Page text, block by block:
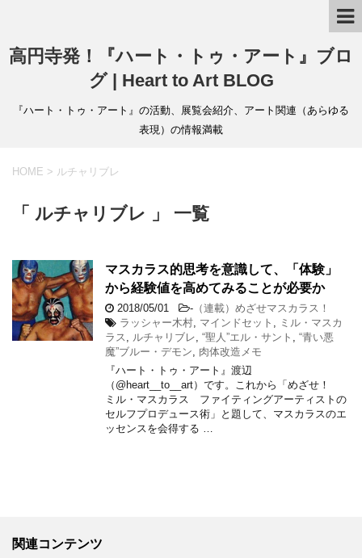
高円寺発！『ハート・トゥ・アート』ブロ
グ | Heart to Art BLOG
『ハート・トゥ・アート』の活動、展覧会紹介、アート関連（あらゆる
表現）の情報満載
HOME > ルチャリブレ
「 ルチャリブレ 」 一覧
マスカラス的思考を意識して、「体験」
から経験値を高めてみることが必要か
2018/05/01 - （連載）めざせマスカラス！
ラッシャー木村 マインドセット
ミル・マスカ
ラス
ルチャリブレ “聖人”エル・サント
“青い悪
魔”ブルー・デモン
肉体改造メモ
『ハート・トゥ・アート』渡辺
（@heart__to__art）です。これから「めざせ！
ミル・マスカラス ファイティングアーティストの
セルフプロデュース術」と題して、マスカラスのエ
ッセンスを会得する …
関連コンテンツ